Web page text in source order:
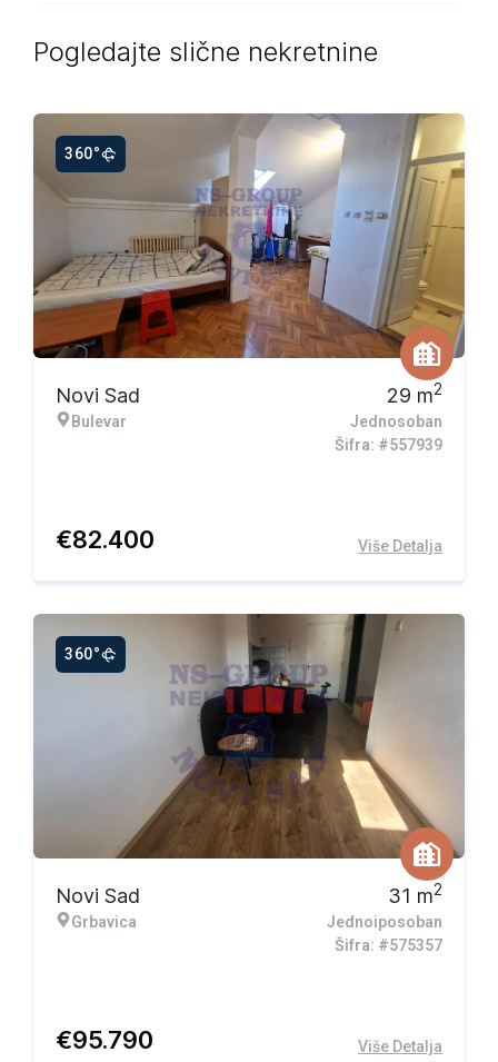
Pogledajte slične nekretnine
360°
Novi Sad
Bulevar
29 m2
Jednosoban
Šifra: #557939
€82.400 Više Detalja
360°
Novi Sad
Grbavica
31 m2
Jednoiposoban
Šifra: #575357
€95.790 Više Detalja